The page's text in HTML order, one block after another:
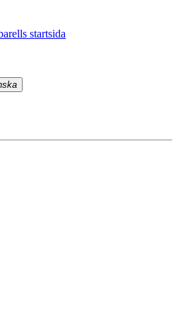
startsida